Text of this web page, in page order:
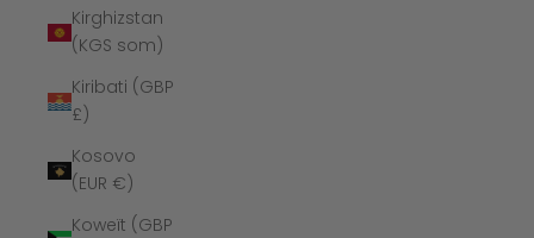
Kirghizstan
(KGS som)
Kiribati (GBP
£)
Kosovo
(EUR €)
Koweït (GBP